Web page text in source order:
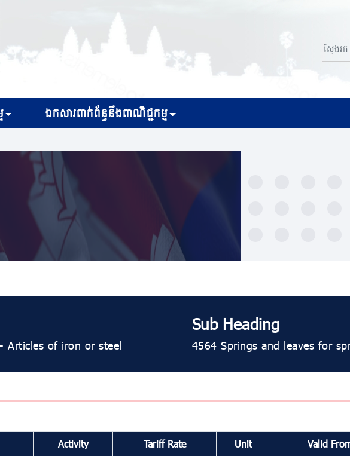
ឯកសារពាក់ព័ន្ធនឹងពាណិជ្ជកម្ម
Articles of iron or steel
Sub Heading
4564 Springs and leaves for
Activity Tariff Rate Unit Valid